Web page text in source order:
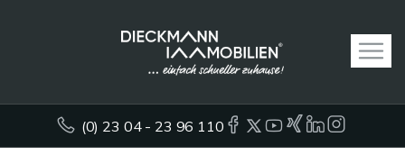
(0) 23 04 - 23 96 110